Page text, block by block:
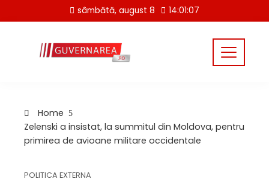
to
sâmbătă, august 8 14:01:07
Home
Zelenski a insistat, la summitul din Moldova, pentru
primirea de avioane militare occidentale
POLITICA EXTERNA